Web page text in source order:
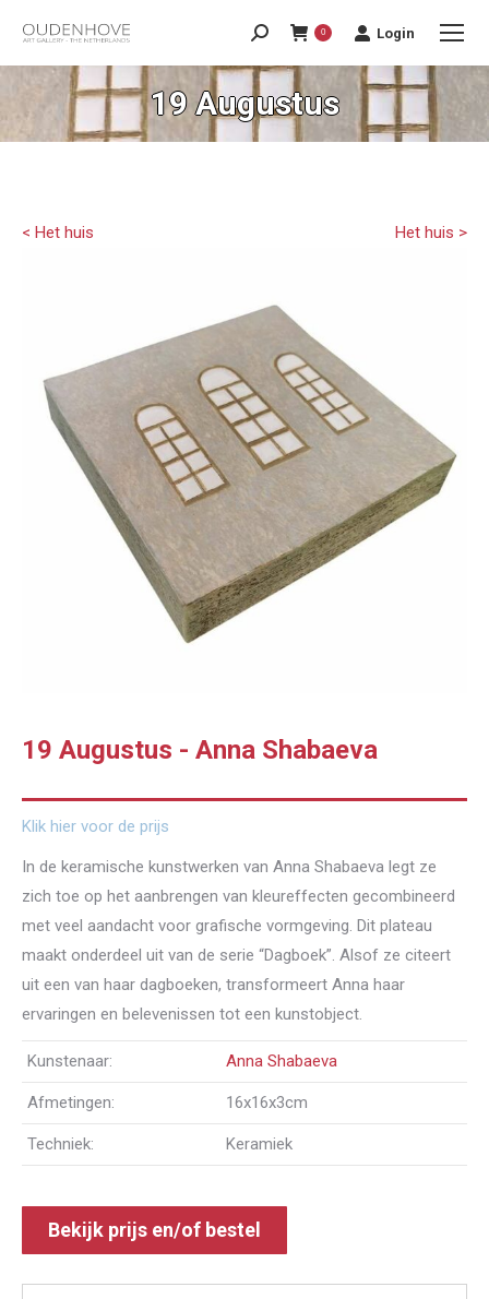
0 Login
19 Augustus
Het huis >
< Het huis
19 Augustus - Anna Shabaeva
Klik hier voor de prijs
In de keramische kunstwerken van Anna Shabaeva legt ze
zich toe op het aanbrengen van kleureffecten gecombineerd
met veel aandacht voor grafische vormgeving. Dit plateau
maakt onderdeel uit van de serie “Dagboek”. Alsof ze citeert
uit een van haar dagboeken, transformeert Anna haar
ervaringen en belevenissen tot een kunstobject.
Kunstenaar: Anna Shabaeva
Afmetingen: 16x16x3cm
Techniek: Keramiek
Bekijk prijs en/of bestel